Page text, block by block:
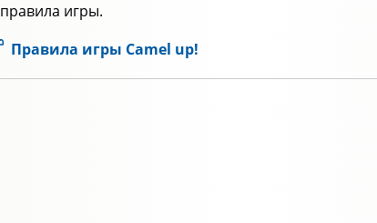
правила игры.
Правила игры Camel up!